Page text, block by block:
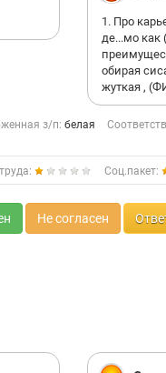
1. Про
де...мо как
обирая
жуткая ,
з/п: белая
Соц.пакет:
Не согласен